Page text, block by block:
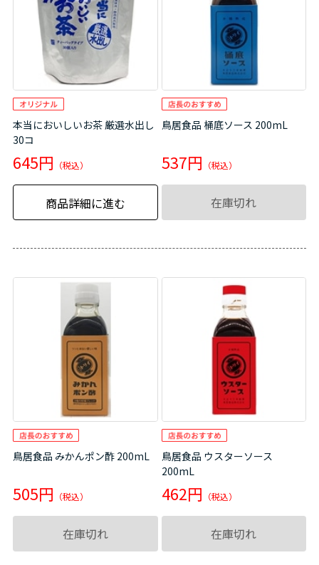
本当においしいお茶 厳選水出し
30コ
645円
商品詳細に進む
鳥居食品 桶底ソース 200mL
537円
在庫切れ
鳥居食品 みかんポン酢 200mL
505円
在庫切れ
鳥居食品 ウスターソース
200mL
462円
在庫切れ